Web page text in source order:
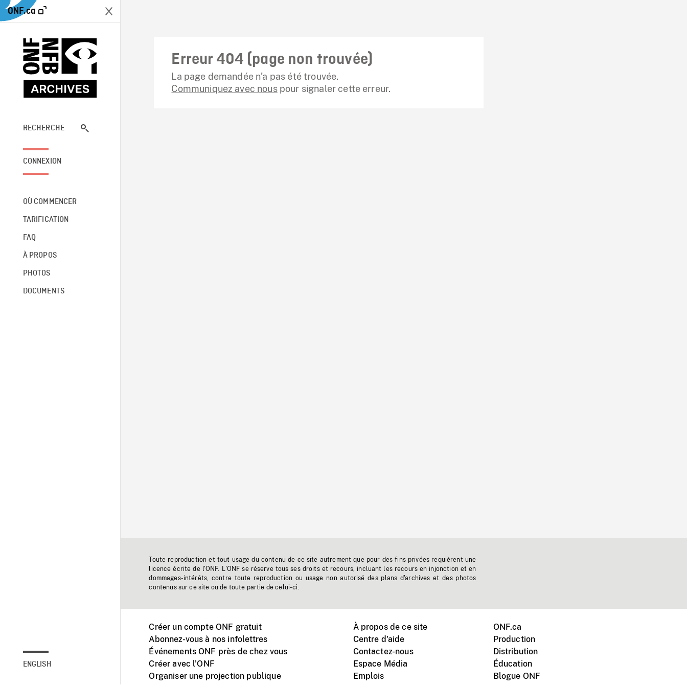
ONF.ca
RECHERCHE
CONNEXION
OÙ COMMENCER
TARIFICATION
FAQ
À PROPOS
PHOTOS
DOCUMENTS
ENGLISH
Erreur 404 (page non trouvée)
La page demandée n’a pas été trouvée.
Communiquez avec nouspour signaler cette erreur.
Toute reproduction et tout usage du contenu de ce site autrement que pour des fins privées requièrent une
licence écrite de l'ONF. L'ONF se réserve tous ses droits et recours, incluant les recours en injonction et en
dommages-intérêts, contre toute reproduction ou usage non autorisé des plans d'archives et des photos
contenus sur ce site ou de toute partie de celui-ci.
Créer un compte ONF gratuit
Abonnez-vous à nos infolettres
Événements ONF près de chez vous
Créer avec l’ONF
Organiser une projection publique
À propos de ce site
Centre d'aide
Contactez-nous
Espace Média
Emplois
ONF.ca
Production
Distribution
Éducation
Blogue ONF